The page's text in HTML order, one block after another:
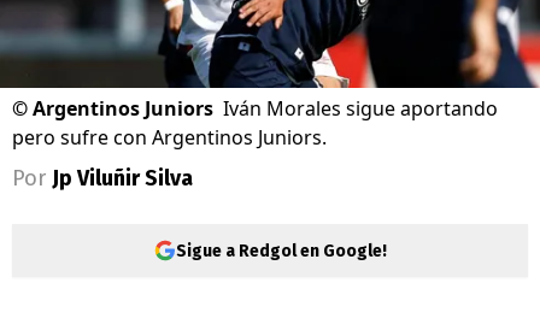
©Argentinos Juniors Iván Morales sigue aportando
pero sufre con Argentinos Juniors.
Por Jp Viluñir Silva
Sigue a Redgol en Google!